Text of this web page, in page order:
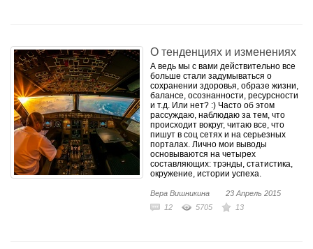
О тенденциях и изменениях
А ведь мы с вами действительно все
больше стали задумываться о
сохранении здоровья, образе жизни,
балансе, осознанности, ресурсности
и т.д. Или нет? :) Часто об этом
рассуждаю, наблюдаю за тем, что
происходит вокруг, читаю все, что
пишут в соц сетях и на серьезных
порталах. Лично мои выводы
основываются на четырех
составляющих: трэнды, статистика,
окружение, истории успеха.
Вера Вишникина
23 Апрель 2015
12
5705 13